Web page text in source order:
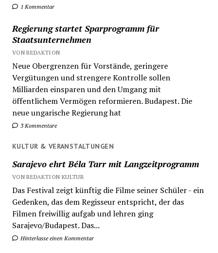
1 Kommentar
Regierung startet Sparprogramm für
Staatsunternehmen
VON REDAKTION
Neue Obergrenzen für Vorstände, geringere
Vergütungen und strengere Kontrolle sollen
Milliarden einsparen und den Umgang mit
öffentlichem Vermögen reformieren. Budapest. Die
neue ungarische Regierung hat
3 Kommentare
KULTUR & VERANSTALTUNGEN
Sarajevo ehrt Béla Tarr mit Langzeitprogramm
VON REDAKTION KULTUR
Das Festival zeigt künftig die Filme seiner Schüler - ein
Gedenken, das dem Regisseur entspricht, der das
Filmen freiwillig aufgab und lehren ging
Sarajevo/Budapest. Das...
Hinterlasse einen Kommentar